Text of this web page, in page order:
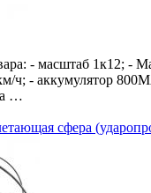
- масштаб 1к12; -
ч; - аккумулятор
…
сфера